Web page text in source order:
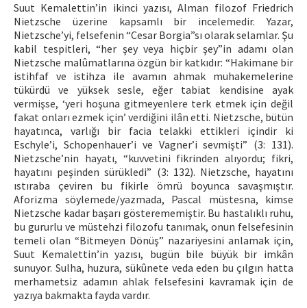
Suut Kemalettin’in ikinci yazısı, Alman filozof Friedrich
Nietzsche üzerine kapsamlı bir incelemedir. Yazar,
Nietzsche’yi, felsefenin “Cesar Borgia”sı olarak selamlar. Şu
kabil tespitleri, “her şey veya hiçbir şey”in adamı olan
Nietzsche malûmatlarına özgün bir katkıdır: “Hakimane bir
istihfaf ve istihza ile avamın ahmak muhakemelerine
tükürdü ve yüksek sesle, eğer tabiat kendisine ayak
vermişse, ‘yeri hoşuna gitmeyenlere terk etmek için değil
fakat onları ezmek için’ verdiğini ilân etti. Nietzsche, bütün
hayatınca, varlığı bir facia telakki ettikleri içindir ki
Eschyle’i, Schopenhauer’i ve Vagner’i sevmişti” (3: 131).
Nietzsche’nin hayatı, “kuvvetini fikrinden alıyordu; fikri,
hayatını peşinden sürükledi” (3: 132). Nietzsche, hayatını
ıstıraba çeviren bu fikirle ömrü boyunca savaşmıştır.
Aforizma söylemede/yazmada, Pascal müstesna, kimse
Nietzsche kadar başarı gösterememiştir. Bu hastalıklı ruhu,
bu gururlu ve müstehzi filozofu tanımak, onun felsefesinin
temeli olan “Bitmeyen Dönüş” nazariyesini anlamak için,
Suut Kemalettin’in yazısı, bugün bile büyük bir imkân
sunuyor. Sulha, huzura, sükûnete veda eden bu çılgın hatta
merhametsiz adamın ahlak felsefesini kavramak için de
yazıya bakmakta fayda vardır.